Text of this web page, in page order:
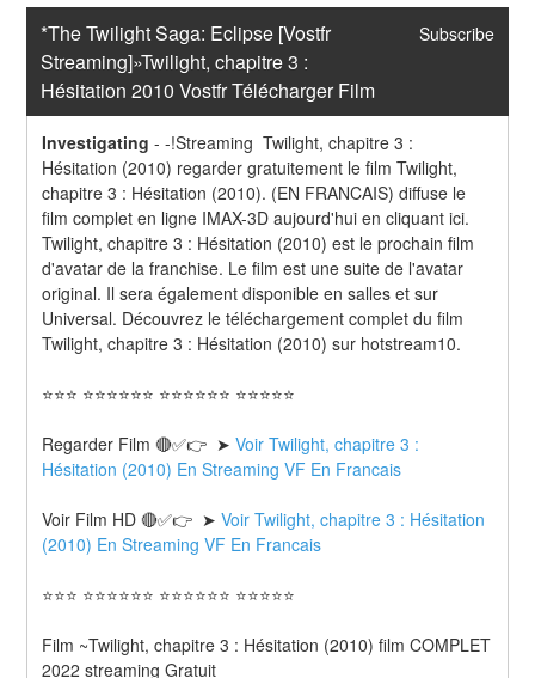
*The Twilight Saga: Eclipse [Vostfr
Streaming]»Twilight, chapitre 3 :
Hésitation 2010 Vostfr Télécharger Film
Subscribe
Investigating --!Streaming  Twilight, chapitre 3 :
Hésitation (2010) regarder gratuitement le film Twilight,
chapitre 3 : Hésitation (2010). (EN FRANCAIS) diffuse le
film complet en ligne IMAX-3D aujourd'hui en cliquant ici.
Twilight, chapitre 3 : Hésitation (2010) est le prochain film
d'avatar de la franchise. Le film est une suite de l'avatar
original. Il sera également disponible en salles et sur
Universal. Découvrez le téléchargement complet du film
Twilight, chapitre 3 : Hésitation (2010) sur hotstream10.
⭐⭐⭐ ⭐⭐⭐⭐⭐⭐ ⭐⭐⭐⭐⭐⭐ ⭐⭐⭐⭐⭐
Regarder Film 🔴✅👉  ➤ Voir Twilight, chapitre 3 :
Hésitation (2010) En Streaming VF En Francais
Voir Film HD 🔴✅👉  ➤ Voir Twilight, chapitre 3 : Hésitation
(2010) En Streaming VF En Francais
⭐⭐⭐ ⭐⭐⭐⭐⭐⭐ ⭐⭐⭐⭐⭐⭐ ⭐⭐⭐⭐⭐
Film ~Twilight, chapitre 3 : Hésitation (2010) film COMPLET
2022 streaming Gratuit